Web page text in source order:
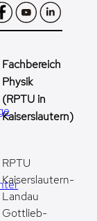
Fachbereich
Physik
(RPTU in
Kaiserslautern)
RPTU
Kaiserslautern-
Landau
Gottlieb-